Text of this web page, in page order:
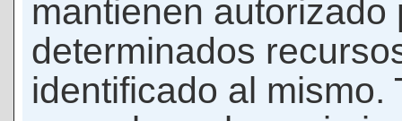
mantienen autorizado
determinados
identificado al mismo.